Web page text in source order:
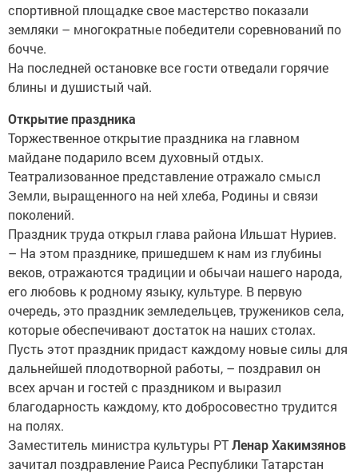
спортивной площадке свое мастерство показали
земляки – многократные победители соревнований по
бочче.
На последней остановке все гости отведали горячие
блины и душистый чай.
Открытие праздника
Торжественное открытие праздника на главном
майдане подарило всем духовный отдых.
Театрализованное представление отражало смысл
Земли, выращенного на ней хлеба, Родины и связи
поколений.
Праздник труда открыл глава района Ильшат Нуриев.
– На этом празднике, пришедшем к нам из глубины
веков, отражаются традиции и обычаи нашего народа,
его любовь к родному языку, культуре. В первую
очередь, это праздник земледельцев, тружеников села,
которые обеспечивают достаток на наших столах.
Пусть этот праздник придаст каждому новые силы для
дальнейшей плодотворной работы, – поздравил он
всех арчан и гостей с праздником и выразил
благодарность каждому, кто добросовестно трудится
на полях.
Заместитель министра культуры РТЛенар Хакимзянов
зачитал поздравление Раиса Республики Татарстан